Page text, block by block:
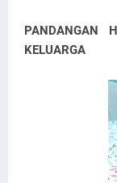
PANDANGAN
KELUARGA